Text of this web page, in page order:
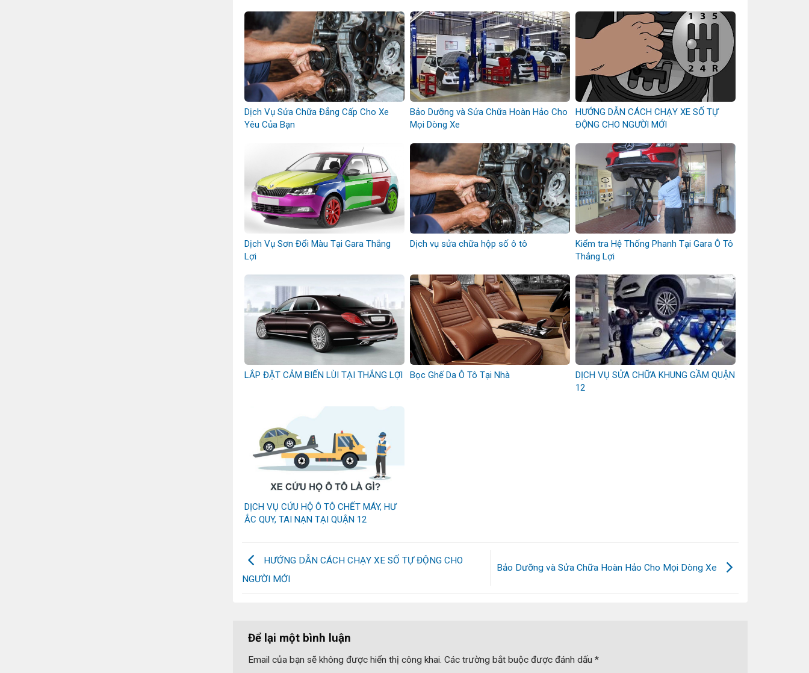
Dịch Vụ Sửa Chữa Đẳng Cấp Cho Xe
Yêu Của Bạn
Bảo Dưỡng và Sửa Chữa Hoàn Hảo Cho
Mọi Dòng Xe
HƯỚNG DẪN CÁCH CHẠY XE SỐ TỰ
ĐỘNG CHO NGƯỜI MỚI
Dịch Vụ Sơn Đổi Màu Tại Gara Thắng
Lợi
Dịch vụ sửa chữa hộp số ô tô
Kiểm tra Hệ Thống Phanh Tại Gara Ô Tô
Thắng Lợi
LẮP ĐẶT CẢM BIẾN LÙI TẠI THẮNG LỢI Bọc Ghế Da Ô Tô Tại Nhà
DỊCH VỤ SỬA CHỮA KHUNG GẦM QUẬN
12
DỊCH VỤ CỨU HỘ Ô TÔ CHẾT MÁY, HƯ
ẮC QUY, TAI NẠN TẠI QUẬN 12
HƯỚNG DẪN CÁCH CHẠY XE SỐ TỰ ĐỘNG CHO
NGƯỜI MỚI
Bảo Dưỡng và Sửa Chữa Hoàn Hảo Cho Mọi Dòng Xe
Để lại một bình luận
Email của bạn sẽ không được hiển thị công khai. Các trường bắt buộc được đánh dấu *